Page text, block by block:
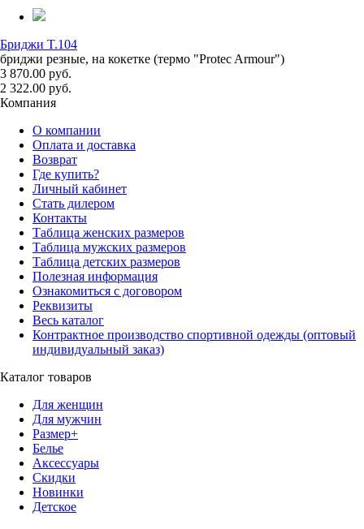
Бриджи T.104
бриджи резные, на кокетке (термо "Protec Armour")
3 870.00 руб.
2 322.00 руб.
Компания
О компании
Оплата и доставка
Возврат
Где купить?
Личный кабинет
Стать дилером
Контакты
Таблица женских размеров
Таблица мужских размеров
Таблица детских размеров
Полезная информация
Ознакомиться с договором
Реквизиты
Весь каталог
Контрактное производство спортивной одежды (оптовый
индивидуальный заказ)
Каталог товаров
Для женщин
Для мужчин
Размер+
Белье
Аксессуары
Скидки
Новинки
Детское